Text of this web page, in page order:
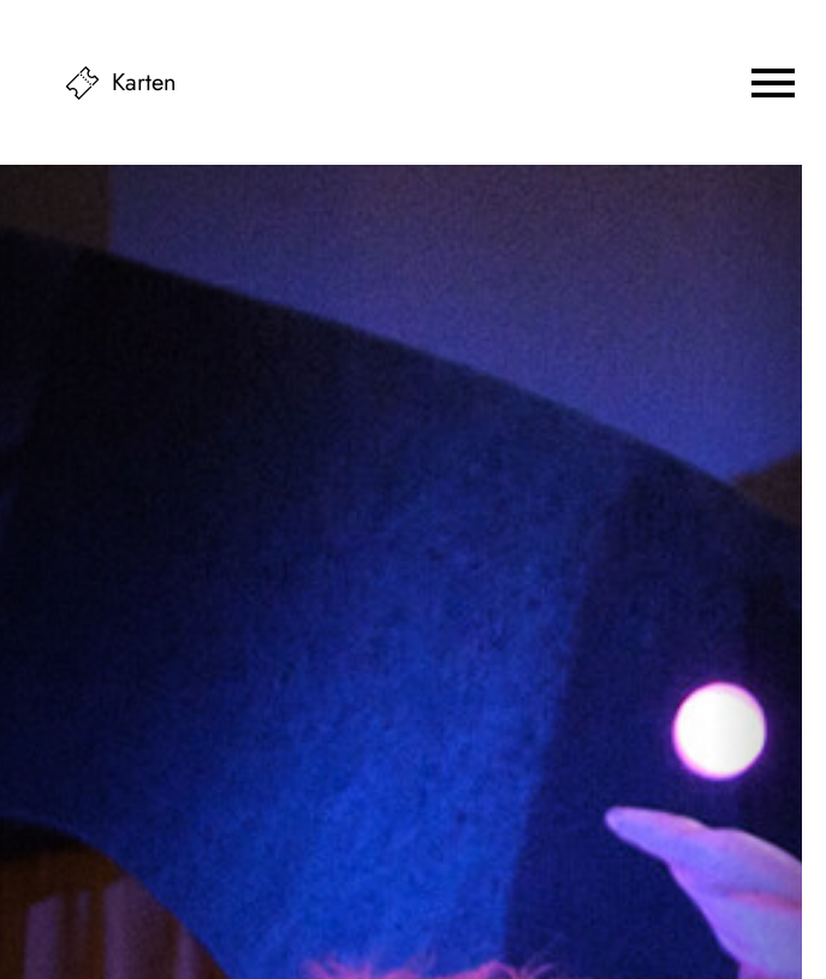
Karten